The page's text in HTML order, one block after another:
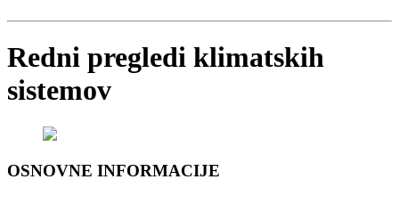
Redni pregledi klimatskih
sistemov
OSNOVNE INFORMACIJE